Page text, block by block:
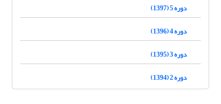
دوره 5 (1397)
دوره 4 (1396)
دوره 3 (1395)
دوره 2 (1394)